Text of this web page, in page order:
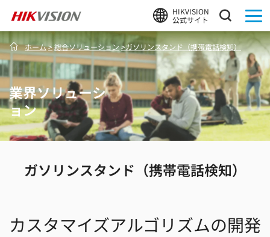
HIKVISION
公式サイト
ホーム>総合ソリューション>ガソリンスタンド（携帯電話検知）
業界ソリューシ
ョン
ガソリンスタンド（携帯電話検知）
カスタマイズアルゴリズムの開発